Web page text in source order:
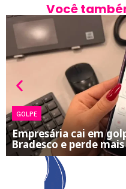
Você
GOLPE
Empresária cai em
Bradesco e perde